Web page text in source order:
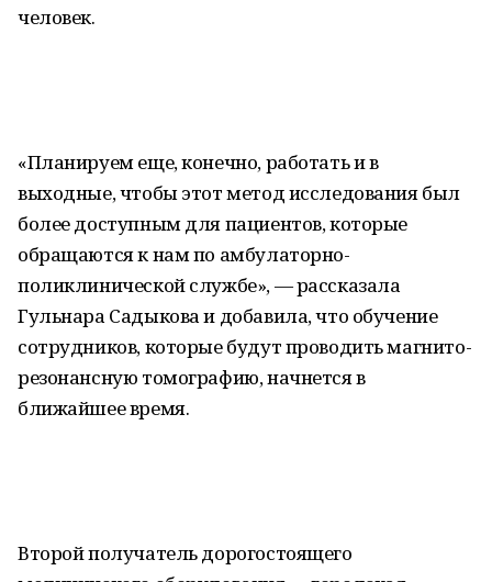
человек.
«Планируем еще, конечно, работать и в
выходные, чтобы этот метод исследования был
более доступным для пациентов, которые
обращаются к нам по амбулаторно-
поликлинической службе», — рассказала
Гульнара Садыкова и добавила, что обучение
сотрудников, которые будут проводить магнито-
резонансную томографию, начнется в
ближайшее время.
Второй получатель дорогостоящего